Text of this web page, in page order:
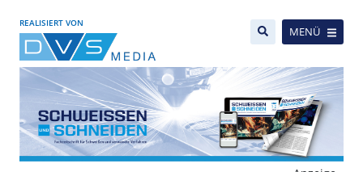
REALISIERT VON
MENÜ